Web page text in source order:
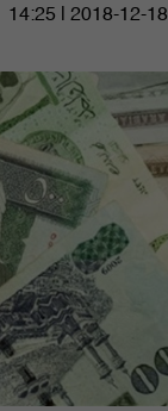
14:25 | 2018-12-18